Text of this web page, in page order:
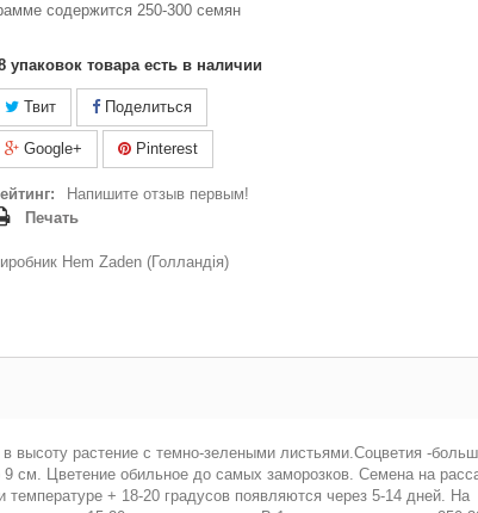
содержится 250-300 семян
упаковок товара есть в наличии
Твит Поделиться
Google+ Pinterest
Напишите отзыв первым!
Печать
Hem Zaden (Голландія)
высоту растение с темно-зелеными листьями.Соцветия -
см. Цветение обильное до самых заморозков. Семена на
+ 18-20 градусов появляются через 5-14 дней. На